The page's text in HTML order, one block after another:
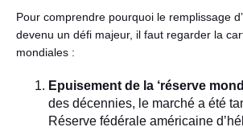
Pour comprendre pourquoi le remplissage
devenu un défi majeur, il faut regarder la
mondiales :
Epuisement de la ‘réserve
des décennies, le marché a été
Réserve fédérale américaine